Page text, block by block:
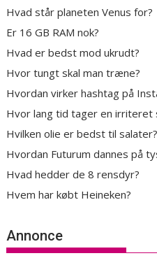
Hvad står planeten Venus for?
Er 16 GB RAM nok?
Hvad er bedst mod ukrudt?
Hvor tungt skal man træne?
Hvordan virker hashtag på
Hvor lang tid tager en irriteret
Hvilken olie er bedst til salater?
Hvordan Futurum dannes på
Hvad hedder de 8 rensdyr?
Hvem har købt Heineken?
Annonce